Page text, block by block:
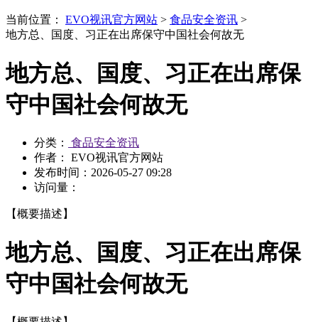
当前位置： EVO视讯官方网站 > 食品安全资讯 >
地方总、国度、习正在出席保守中国社会何故无
地方总、国度、习正在出席保
守中国社会何故无
分类：
食品安全资讯
作者： EVO视讯官方网站
发布时间： 2026-05-27 09:28
访问量：
【概要描述】
地方总、国度、习正在出席保
守中国社会何故无